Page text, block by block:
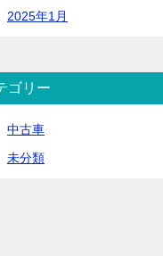
2025年1月
ゴリー
中古車
未分類